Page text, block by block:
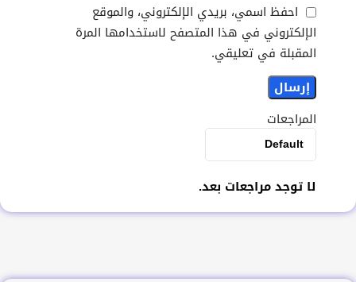
المراجعات
لا توجد مراجعات بعد.
احفظ اسمي، بريدي الإلكتروني، والموقع
الإلكتروني في هذا المتصفح لاستخدامها المرة
المقبلة في تعليقي.